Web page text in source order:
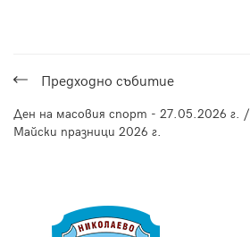
Предходнo събитие
Ден на масовия спорт - 27.05.2026 г. /
Майски празници 2026 г.